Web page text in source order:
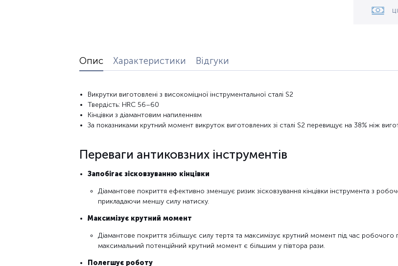
Опис Характеристики Відгуки
Викрутки виготовлені з високоміцної інструментальної сталі S2
Твердість: HRC 56–60
Кінцівки з діамантовим напиленням
За показниками крутний момент викруток виготовлених зі сталі S2 перевищує на 38% ніж
Переваги антиковзних інструментів
Запобігає зісковзуванню кінцівки
Діамантове покриття ефективно зменшує ризик зісковзування кінцівки інструмента з
прикладаючи меншу силу натиску.
Максимізує крутний момент
Діамантове покриття збільшує силу тертя та максимізує крутний момент під час робочого
максимальний потенційний крутний момент є більшим у півтора рази.
Полегшує роботу